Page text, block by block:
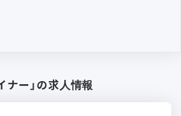
ナー」の求人情報